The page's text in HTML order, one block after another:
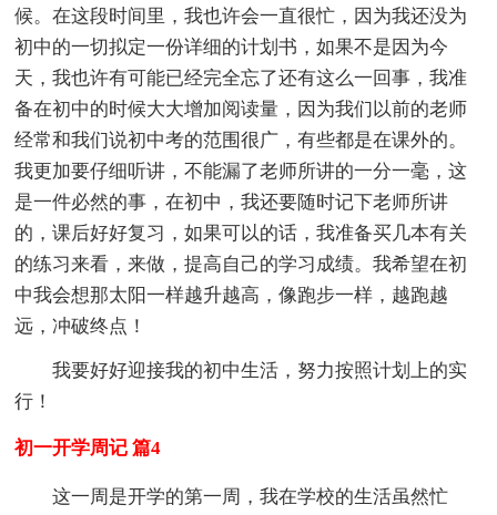
候。在这段时间里，我也许会一直很忙，因为我还没为
初中的一切拟定一份详细的计划书，如果不是因为今
天，我也许有可能已经完全忘了还有这么一回事，我准
备在初中的时候大大增加阅读量，因为我们以前的老师
经常和我们说初中考的范围很广，有些都是在课外的。
我更加要仔细听讲，不能漏了老师所讲的一分一毫，这
是一件必然的事，在初中，我还要随时记下老师所讲
的，课后好好复习，如果可以的话，我准备买几本有关
的练习来看，来做，提高自己的学习成绩。我希望在初
中我会想那太阳一样越升越高，像跑步一样，越跑越
远，冲破终点！
我要好好迎接我的初中生活，努力按照计划上的实
行！
初一开学周记 篇4
这一周是开学的第一周，我在学校的生活虽然忙